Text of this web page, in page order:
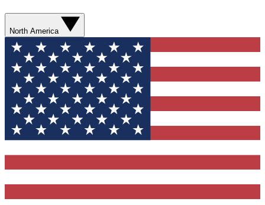
North America